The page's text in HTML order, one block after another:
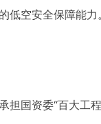
低空安全保障能力。
国资委“百大工